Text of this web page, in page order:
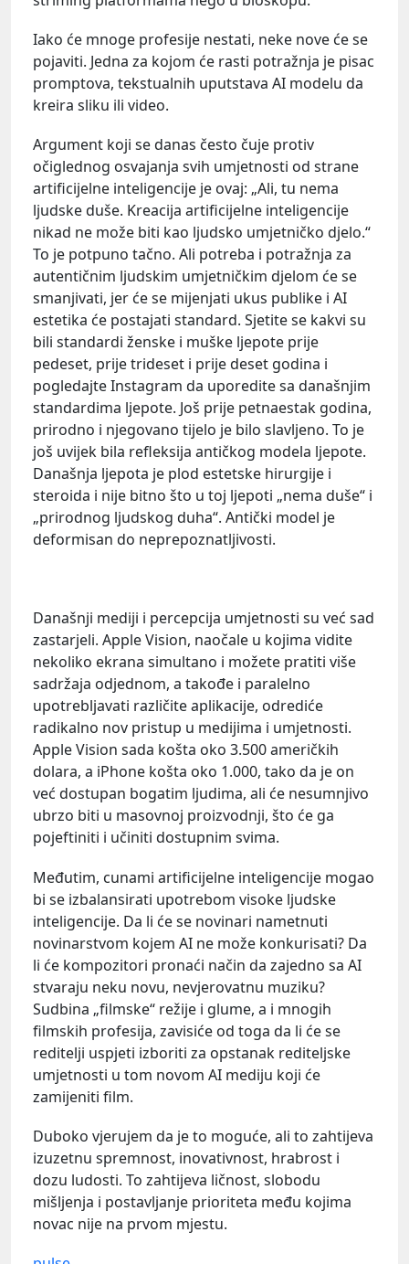
Iako će mnoge profesije nestati, neke nove će se
pojaviti. Jedna za kojom će rasti potražnja je pisac
promptova, tekstualnih uputstava AI modelu da
kreira sliku ili video.
Argument koji se danas često čuje protiv
očiglednog osvajanja svih umjetnosti od strane
artificijelne inteligencije je ovaj: „Ali, tu nema
ljudske duše. Kreacija artificijelne inteligencije
nikad ne može biti kao ljudsko umjetničko djelo.“
To je potpuno tačno. Ali potreba i potražnja za
autentičnim ljudskim umjetničkim djelom će se
smanjivati, jer će se mijenjati ukus publike i AI
estetika će postajati standard. Sjetite se kakvi su
bili standardi ženske i muške ljepote prije
pedeset, prije trideset i prije deset godina i
pogledajte Instagram da uporedite sa današnjim
standardima ljepote. Još prije petnaestak godina,
prirodno i njegovano tijelo je bilo slavljeno. To je
još uvijek bila refleksija antičkog modela ljepote.
Današnja ljepota je plod estetske hirurgije i
steroida i nije bitno što u toj ljepoti „nema duše“ i
„prirodnog ljudskog duha“. Antički model je
deformisan do neprepoznatljivosti.
Današnji mediji i percepcija umjetnosti su već sad
zastarjeli. Apple Vision, naočale u kojima vidite
nekoliko ekrana simultano i možete pratiti više
sadržaja odjednom, a takođe i paralelno
upotrebljavati različite aplikacije, odrediće
radikalno nov pristup u medijima i umjetnosti.
Apple Vision sada košta oko 3.500 američkih
dolara, a iPhone košta oko 1.000, tako da je on
već dostupan bogatim ljudima, ali će nesumnjivo
ubrzo biti u masovnoj proizvodnji, što će ga
pojeftiniti i učiniti dostupnim svima.
Međutim, cunami artificijelne inteligencije mogao
bi se izbalansirati upotrebom visoke ljudske
inteligencije. Da li će se novinari nametnuti
novinarstvom kojem AI ne može konkurisati? Da
li će kompozitori pronaći način da zajedno sa AI
stvaraju neku novu, nevjerovatnu muziku?
Sudbina „filmske“ režije i glume, a i mnogih
filmskih profesija, zavisiće od toga da li će se
reditelji uspjeti izboriti za opstanak rediteljske
umjetnosti u tom novom AI mediju koji će
zamijeniti film.
Duboko vjerujem da je to moguće, ali to zahtijeva
izuzetnu spremnost, inovativnost, hrabrost i
dozu ludosti. To zahtijeva ličnost, slobodu
mišljenja i postavljanje prioriteta među kojima
novac nije na prvom mjestu.